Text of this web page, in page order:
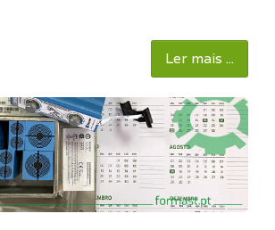
Ler mais ...